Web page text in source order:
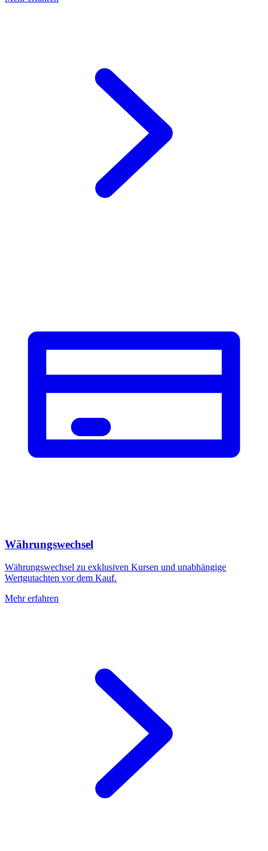
Währungswechsel
Währungswechsel zu exklusiven Kursen und unabhängige
Wertgutachten vor dem Kauf.
Mehr erfahren